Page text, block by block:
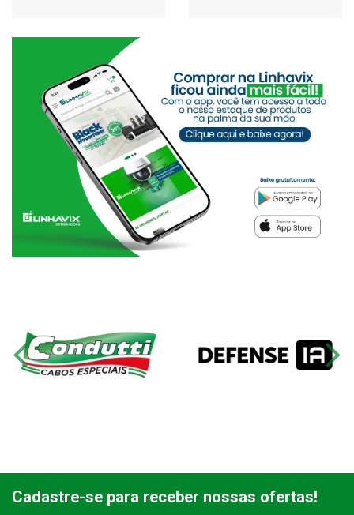
Cadastre-se para receber nossas ofertas!